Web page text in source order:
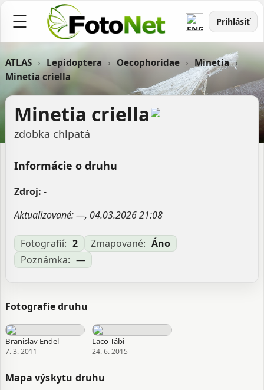
☰ Prihlásiť
ATLAS › Lepidoptera › Oecophoridae › Minetia ›
Minetia criella
Minetia criella
zdobka chlpatá
Informácie o druhu
Zdroj: -
Aktualizované: —, 04.03.2026 21:08
Fotografií: 2 Zmapované: Áno
Poznámka: —
Fotografie druhu
Branislav Endel
7. 3. 2011
Laco Tábi
24. 6. 2015
Mapa výskytu druhu